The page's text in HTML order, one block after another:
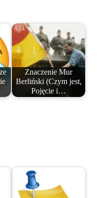
Znaczenie Mur
Berliński (Czym jest,
Pojęcie i…